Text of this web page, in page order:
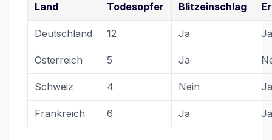
Land Todesopfer Blitzeinschlag
Deutschland 12 Ja
Österreich 5 Ja
Schweiz 4 Nein
Frankreich 6 Ja